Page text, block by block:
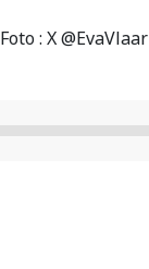
: X @EvaVlaar